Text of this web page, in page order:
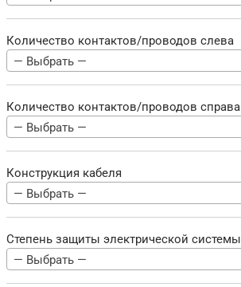
Количество контактов/проводов слева
— Выбрать —
Количество контактов/проводов справа
— Выбрать —
Конструкция кабеля
— Выбрать —
Степень защиты электрической системы
— Выбрать —